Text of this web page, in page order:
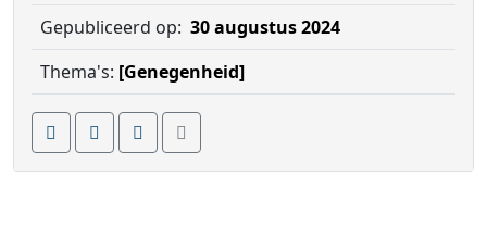
Gepubliceerd op: 30 augustus 2024
Thema's: [Genegenheid]